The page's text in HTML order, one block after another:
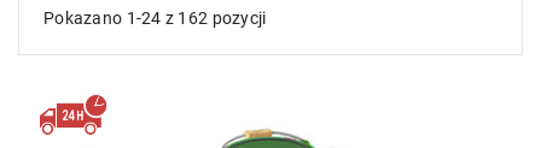
Pokazano 1-24 z 162 pozycji